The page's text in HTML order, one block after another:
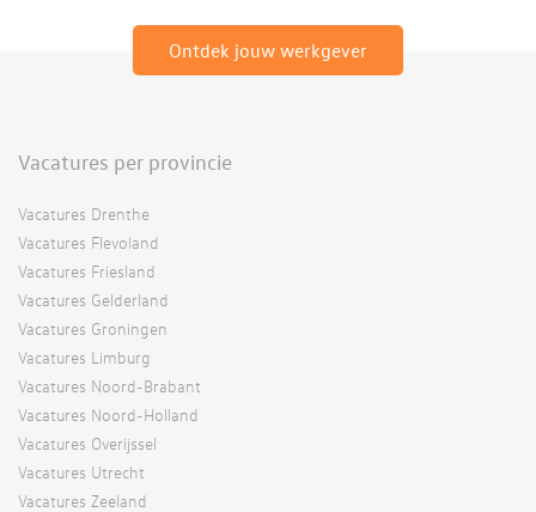
Vacatures per provincie
Vacatures Drenthe
Vacatures Flevoland
Vacatures Friesland
Vacatures Gelderland
Vacatures Groningen
Vacatures Limburg
Vacatures Noord-Brabant
Vacatures Noord-Holland
Vacatures Overijssel
Vacatures Utrecht
Vacatures Zeeland
Ontdek jouw werkgever